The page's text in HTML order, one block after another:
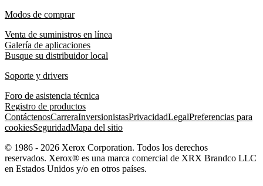
Modos de comprar
Venta de suministros en línea
Galería de aplicaciones
Busque su distribuidor local
Soporte y drivers
Foro de asistencia técnica
Registro de productos
ContáctenosCarreraInversionistasPrivacidadLegalPreferencias para
cookiesSeguridadMapa del sitio
© 1986 - 2026 Xerox Corporation. Todos los derechos
reservados. Xerox® es una marca comercial de XRX Brandco LLC
en Estados Unidos y/o en otros países.